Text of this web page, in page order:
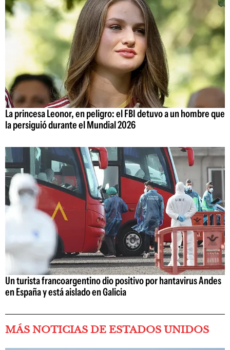
La princesa Leonor, en peligro: el FBI detuvo a un hombre que
la persiguió durante el Mundial 2026
Un turista francoargentino dio positivo por hantavirus Andes
en España y está aislado en Galicia
MÁS NOTICIAS DE ESTADOS UNIDOS